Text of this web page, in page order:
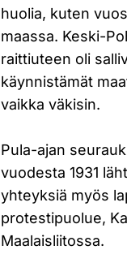
huolia, kuten
maassa. Keski-
raittiuteen oli
käynnistämät
vaikka väkisin.
Pula-ajan
vuodesta 1931
yhteyksiä myös
protestipuolue,
Maalaisliitossa.